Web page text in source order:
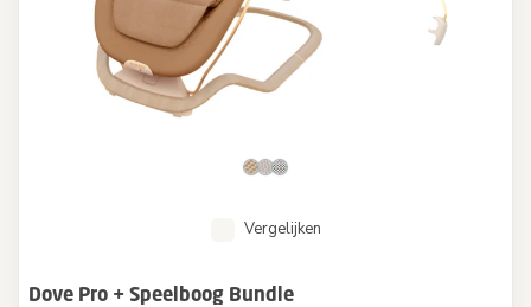
Vergelijken
Dove Pro + Speelboog Bundle